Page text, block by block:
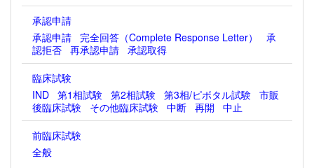
承認申請
承認申請
完全回答（Complete Response Letter）
承
認拒否 再承認申請 承認取得
臨床試験
IND 第1相試験 第2相試験 第3相/ピボタル試験 市販
後臨床試験
その他臨床試験 中断 再開
中止
前臨床試験
全般